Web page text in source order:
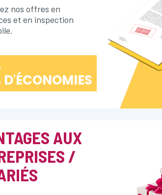
nos offres en
et en inspection
AUX
/